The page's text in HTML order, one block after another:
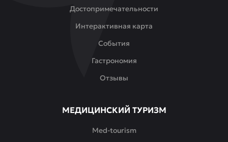
комфортом.
Достопримечательности
Интерактивная карта
События
Гастрономия
Отзывы
МЕДИЦИНСКИЙ ТУРИЗМ
Med-tourism